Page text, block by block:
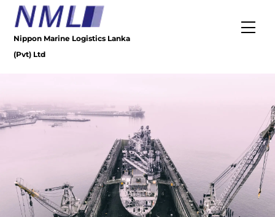
Skip
content
Nippon Marine Logistics Lanka
(Pvt) Ltd